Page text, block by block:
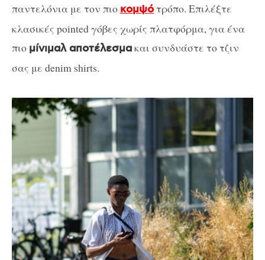
παντελόνια με τον πιο κομψότρόπο. Επιλέξτε
κλασικές pointed γόβες χωρίς πλατφόρμα, για ένα
πιο μίνιμαλ αποτέλεσμακαι συνδυάστε το τζιν
σας με denim shirts.